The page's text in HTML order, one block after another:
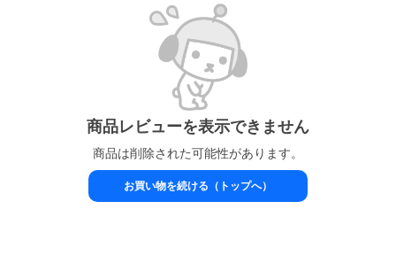
商品レビューを表示できません
商品は削除された可能性があります。
お買い物を続ける（トップへ）